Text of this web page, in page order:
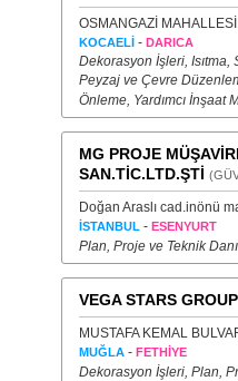
OSMANGAZİ
KOCAELİ- DARICA
Dekorasyon İşleri,
Peyzaj ve Çevre
Önleme, Yardımcı İnşaat
MG PROJE
SAN.TİC.LTD.ŞTİ
Doğan Araslı cad.inönü
İSTANBUL- ESENYURT
Plan, Proje ve Teknik
VEGA STARS GROUP
MUSTAFA KEMAL
MUĞLA- FETHİYE
Dekorasyon İşleri, Plan,